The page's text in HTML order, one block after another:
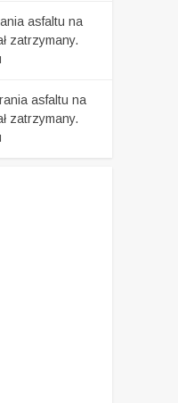
asfaltu na
zatrzymany.
asfaltu na
zatrzymany.